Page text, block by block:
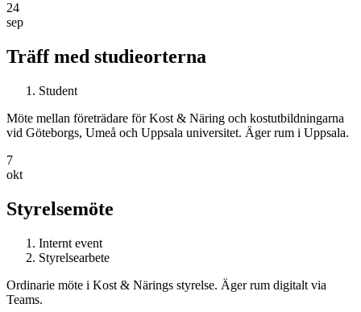
24
sep
Träff med studieorterna
Student
Möte mellan företrädare för Kost & Näring och kostutbildningarna
vid Göteborgs, Umeå och Uppsala universitet. Äger rum i Uppsala.
7
okt
Styrelsemöte
Internt event
Styrelsearbete
Ordinarie möte i Kost & Närings styrelse. Äger rum digitalt via
Teams.